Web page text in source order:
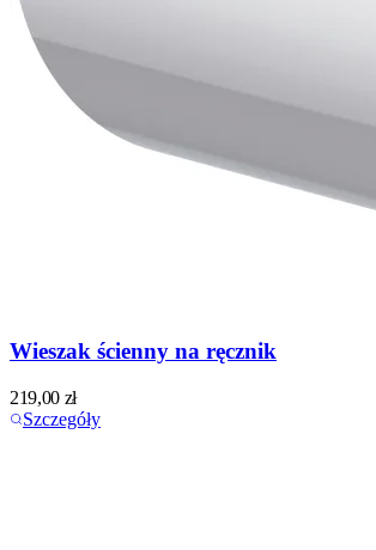
Wieszak ścienny na ręcznik
219,00 zł
Szczegóły